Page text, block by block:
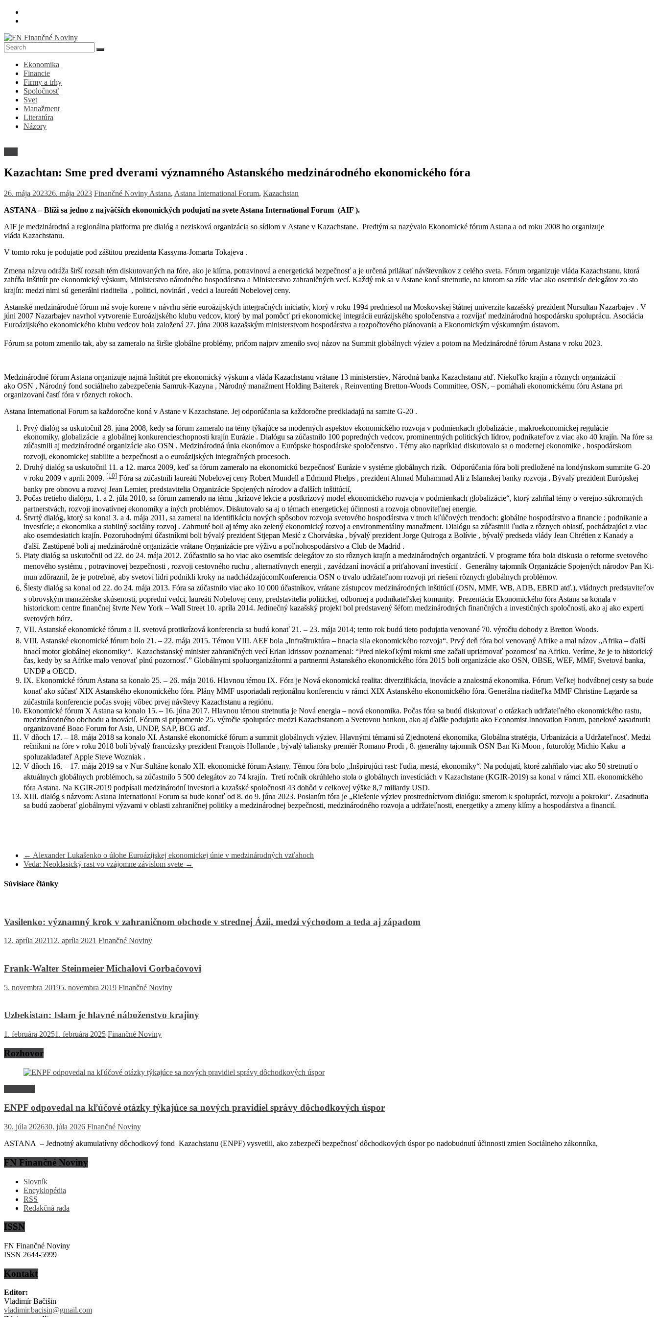
Skip
FN
Finančné
Noviny
Denník
ekonomike
spoločnosti
Ekonomika
Financie
Firmy a trhy
Spoločnosť
Svet
Manažment
Literatúra
Názory
Kazachtan: Sme pred dverami významného Astanského medzinárodného ekonomického fóra
26. mája 202326. mája 2023 Finančné Noviny Astana, Astana International Forum, Kazachstan
ASTANA – Blíži sa jedno z najväčších ekonomických podujatí na svete Astana International Forum (AIF ).
AIF je medzinárodná a regionálna platforma pre dialóg a nezisková organizácia so sídlom v Astane v Kazachstane. Predtým sa nazývalo Ekonomické fórum Astana a od roku 2008 ho organizuje
vláda Kazachstanu.
V tomto roku je podujatie pod záštitou prezidenta Kassyma-Jomarta Tokajeva .
Zmena názvu odráža širší rozsah tém diskutovaných na fóre, ako je klíma, potravinová a energetická bezpečnosť a je určená prilákať návštevníkov z celého sveta. Fórum organizuje vláda Kazachstanu, ktorá
zahŕňa Inštitút pre ekonomický výskum, Ministerstvo národného hospodárstva a Ministerstvo zahraničných vecí. Každý rok sa v Astane koná stretnutie, na ktorom sa zíde viac ako osemtisíc delegátov zo sto
krajín: medzi nimi sú generálni riaditelia , politici, novinári , vedci a laureáti Nobelovej ceny.
Astanské medzinárodné fórum má svoje korene v návrhu série euroázijských integračných iniciatív, ktorý v roku 1994 predniesol na Moskovskej štátnej univerzite kazašský prezident Nursultan Nazarbajev . V
júni 2007 Nazarbajev navrhol vytvorenie Euroázijského klubu vedcov, ktorý by mal pomôcť pri ekonomickej integrácii eurázijského spoločenstva a rozvíjať medzinárodnú hospodársku spoluprácu. Asociácia
Euroázijského ekonomického klubu vedcov bola založená 27. júna 2008 kazašským ministerstvom hospodárstva a rozpočtového plánovania a Ekonomickým výskumným ústavom.
Fórum sa potom zmenilo tak, aby sa zameralo na širšie globálne problémy, pričom najprv zmenilo svoj názov na Summit globálnych výziev a potom na Medzinárodné fórum Astana v roku 2023.
Medzinárodné fórum Astana organizuje najmä Inštitút pre ekonomický výskum a vláda Kazachstanu vrátane 13 ministerstiev, Národná banka Kazachstanu atď. Niekoľko krajín a rôznych organizácií –
ako OSN , Národný fond sociálneho zabezpečenia Samruk-Kazyna , Národný manažment Holding Baiterek , Reinventing Bretton-Woods Committee, OSN, – pomáhali ekonomickému fóru Astana pri
organizovaní častí fóra v rôznych rokoch.
Astana International Forum sa každoročne koná v Astane v Kazachstane. Jej odporúčania sa každoročne predkladajú na samite G-20 .
Prvý dialóg sa uskutočnil 28. júna 2008, kedy sa fórum zameralo na témy týkajúce sa moderných aspektov ekonomického rozvoja v podmienkach globalizácie , makroekonomickej regulácie
ekonomiky, globalizácie a globálnej konkurencieschopnosti krajín Eurázie . Dialógu sa zúčastnilo 100 popredných vedcov, prominentných politických lídrov, podnikateľov z viac ako 40 krajín. Na fóre sa
zúčastnili aj medzinárodné organizácie ako OSN , Medzinárodná únia ekonómov a Európske hospodárske spoločenstvo . Témy ako napríklad diskutovalo sa o modernej ekonomike , hospodárskom
rozvoji, ekonomickej stabilite a bezpečnosti a o euroázijských integračných procesoch.
Druhý dialóg sa uskutočnil 11. a 12. marca 2009, keď sa fórum zameralo na ekonomickú bezpečnosť Eurázie v systéme globálnych rizík. Odporúčania fóra boli predložené na londýnskom summite G-20
v roku 2009 v apríli 2009. [10] Fóra sa zúčastnili laureáti Nobelovej ceny Robert Mundell a Edmund Phelps , prezident Ahmad Muhammad Ali z Islamskej banky rozvoja , Bývalý prezident Európskej
banky pre obnovu a rozvoj Jean Lemier, predstavitelia Organizácie Spojených národov a ďalších inštitúcií,
Počas tretieho dialógu, 1. a 2. júla 2010, sa fórum zameralo na tému „krízové ​​lekcie a postkrízový model ekonomického rozvoja v podmienkach globalizácie“, ktorý zahŕňal témy o verejno-súkromných
partnerstvách, rozvoji inovatívnej ekonomiky a iných problémov. Diskutovalo sa aj o témach energetickej účinnosti a rozvoja obnoviteľnej energie.
Štvrtý dialóg, ktorý sa konal 3. a 4. mája 2011, sa zameral na identifikáciu nových spôsobov rozvoja svetového hospodárstva v troch kľúčových trendoch: globálne hospodárstvo a financie ; podnikanie a
investície; a ekonomika a stabilný sociálny rozvoj . Zahrnuté boli aj témy ako zelený ekonomický rozvoj a environmentálny manažment. Dialógu sa zúčastnili ľudia z rôznych oblastí, pochádzajúci z viac
ako osemdesiatich krajín. Pozoruhodnými účastníkmi boli bývalý prezident Stjepan Mesić z Chorvátska , bývalý prezident Jorge Quiroga z Bolívie , bývalý predseda vlády Jean Chrétien z Kanady a
ďalší. Zastúpené boli aj medzinárodné organizácie vrátane Organizácie pre výživu a poľnohospodárstvo a Club de Madrid .
Piaty dialóg sa uskutočnil od 22. do 24. mája 2012. Zúčastnilo sa ho viac ako osemtisíc delegátov zo sto rôznych krajín a medzinárodných organizácií. V programe fóra bola diskusia o reforme svetového
menového systému , potravinovej bezpečnosti , rozvoji cestovného ruchu , alternatívnych energii , zavádzaní inovácií a priťahovaní investícií . Generálny tajomník Organizácie Spojených národov Pan Ki-
mun zdôraznil, že je potrebné, aby svetoví lídri podnikli kroky na nadchádzajúcomKonferencia OSN o trvalo udržateľnom rozvoji pri riešení rôznych globálnych problémov.
Šiesty dialóg sa konal od 22. do 24. mája 2013. Fóra sa zúčastnilo viac ako 10 000 účastníkov, vrátane zástupcov medzinárodných inštitúcií (OSN, MMF, WB, ADB, EBRD atď.), vládnych predstaviteľov
s obrovským manažérske skúsenosti, poprední vedci, laureáti Nobelovej ceny, predstavitelia politickej, odbornej a podnikateľskej komunity. Prezentácia Ekonomického fóra Astana sa konala v
historickom centre finančnej štvrte New York – Wall Street 10. apríla 2014. Jedinečný kazašský projekt bol predstavený šéfom medzinárodných finančných a investičných spoločností, ako aj ako experti
svetových búrz.
VII. Astanské ekonomické fórum a II. svetová protikrízová konferencia sa budú konať 21. – 23. mája 2014; tento rok budú tieto podujatia venované 70. výročiu dohody z Bretton Woods.
VIII. Astanské ekonomické fórum bolo 21. – 22. mája 2015. Témou VIII. AEF bola „Infraštruktúra – hnacia sila ekonomického rozvoja“. Prvý deň fóra bol venovaný Afrike a mal názov „Afrika – ďalší
hnací motor globálnej ekonomiky“. Kazachstanský minister zahraničných vecí Erlan Idrissov poznamenal: “Pred niekoľkými rokmi sme začali upriamovať pozornosť na Afriku. Veríme, že je to historický
čas, kedy by sa Afrike malo venovať plnú pozornosť.” Globálnymi spoluorganizátormi a partnermi Astanského ekonomického fóra 2015 boli organizácie ako OSN, OBSE, WEF, MMF, Svetová banka,
UNDP a OECD.
IX. Ekonomické fórum Astana sa konalo 25. – 26. mája 2016. Hlavnou témou IX. Fóra je Nová ekonomická realita: diverzifikácia, inovácie a znalostná ekonomika. Fórum Veľkej hodvábnej cesty sa bude
konať ako súčasť XIX Astanského ekonomického fóra. Plány MMF usporiadali regionálnu konferenciu v rámci XIX Astanského ekonomického fóra. Generálna riaditeľka MMF Christine Lagarde sa
zúčastnila konferencie počas svojej vôbec prvej návštevy Kazachstanu a regiónu.
Ekonomické fórum X Astana sa konalo 15. – 16. júna 2017. Hlavnou témou stretnutia je Nová energia – nová ekonomika. Počas fóra sa budú diskutovať o otázkach udržateľného ekonomického rastu,
medzinárodného obchodu a inovácií. Fórum si pripomenie 25. výročie spolupráce medzi Kazachstanom a Svetovou bankou, ako aj ďalšie podujatia ako Economist Innovation Forum, panelové zasadnutia
organizované Boao Forum for Asia, UNDP, SAP, BCG atď.
V dňoch 17. – 18. mája 2018 sa konalo XI. Astanské ekonomické fórum a summit globálnych výziev. Hlavnými témami sú Zjednotená ekonomika, Globálna stratégia, Urbanizácia a Udržateľnosť. Medzi
rečníkmi na fóre v roku 2018 boli bývalý francúzsky prezident François Hollande , bývalý taliansky premiér Romano Prodi , 8. generálny tajomník OSN Ban Ki-Moon , futurológ Michio Kaku a
spoluzakladateľ Apple Steve Wozniak .
V dňoch 16. – 17. mája 2019 sa v Nur-Sultáne konalo XII. ekonomické fórum Astany. Témou fóra bolo „Inšpirujúci rast: ľudia, mestá, ekonomiky“. Na podujatí, ktoré zahŕňalo viac ako 50 stretnutí o
aktuálnych globálnych problémoch, sa zúčastnilo 5 500 delegátov zo 74 krajín. Tretí ročník okrúhleho stola o globálnych investíciách v Kazachstane (KGIR-2019) sa konal v rámci XII. ekonomického
fóra Astana. Na KGIR-2019 podpísali medzinárodní investori a kazašské spoločnosti 43 dohôd v celkovej výške 8,7 miliardy USD.
XIII. dialóg s názvom: Astana International Forum sa bude konať od 8. do 9. júna 2023. Poslaním fóra je „Riešenie výziev prostredníctvom dialógu: smerom k spolupráci, rozvoju a pokroku“. Zasadnutia
sa budú zaoberať globálnymi výzvami v oblasti zahraničnej politiky a medzinárodnej bezpečnosti, medzinárodného rozvoja a udržateľnosti, energetiky a zmeny klímy a hospodárstva a financií.
← Alexander Lukašenko o úlohe Euroázijskej ekonomickej únie v medzinárodných vzťahoch
Veda: Neoklasický rast vo vzájomne závislom svete →
Súvisiace články
Vasilenko: významný krok v zahraničnom obchode v strednej Ázii, medzi východom a teda aj západom
12. apríla 202112. apríla 2021 Finančné Noviny
Frank-Walter Steinmeier Michalovi Gorbačovovi
5. novembra 20195. novembra 2019 Finančné Noviny
Uzbekistan: Islam je hlavné náboženstvo krajiny
1. februára 20251. februára 2025 Finančné Noviny
Rozhovor
ENPF odpovedal na kľúčové otázky týkajúce sa nových pravidiel správy dôchodkových úspor
30. júla 202630. júla 2026 Finančné Noviny
ASTANA – Jednotný akumulatívny dôchodkový fond Kazachstanu (ENPF) vysvetlil, ako zabezpečí bezpečnosť dôchodkových úspor po nadobudnutí účinnosti zmien Sociálneho zákonníka,
FN Finančné Noviny
Slovník
Encyklopédia
RSS
Redakčná rada
ISSN
FN Finančné Noviny
ISSN 2644-5999
Kontakt
Editor:
Vladimír Bačišin
vladimir.bacisin@gmail.com